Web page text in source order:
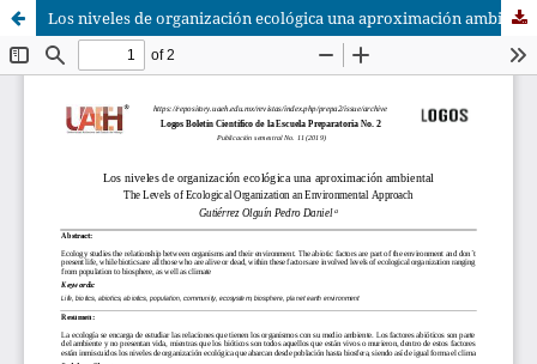
Los niveles de organización ecológica una aproximación ambiental